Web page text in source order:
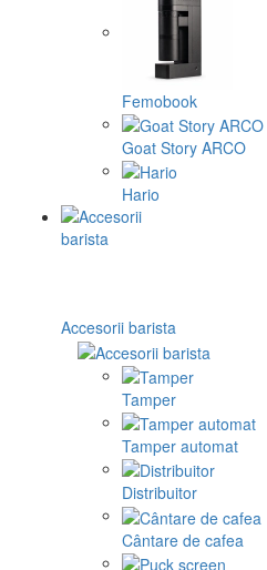
Femobook
Goat Story ARCO
Hario
Accesorii barista
Tamper
Tamper automat
Distribuitor
Cântare de cafea